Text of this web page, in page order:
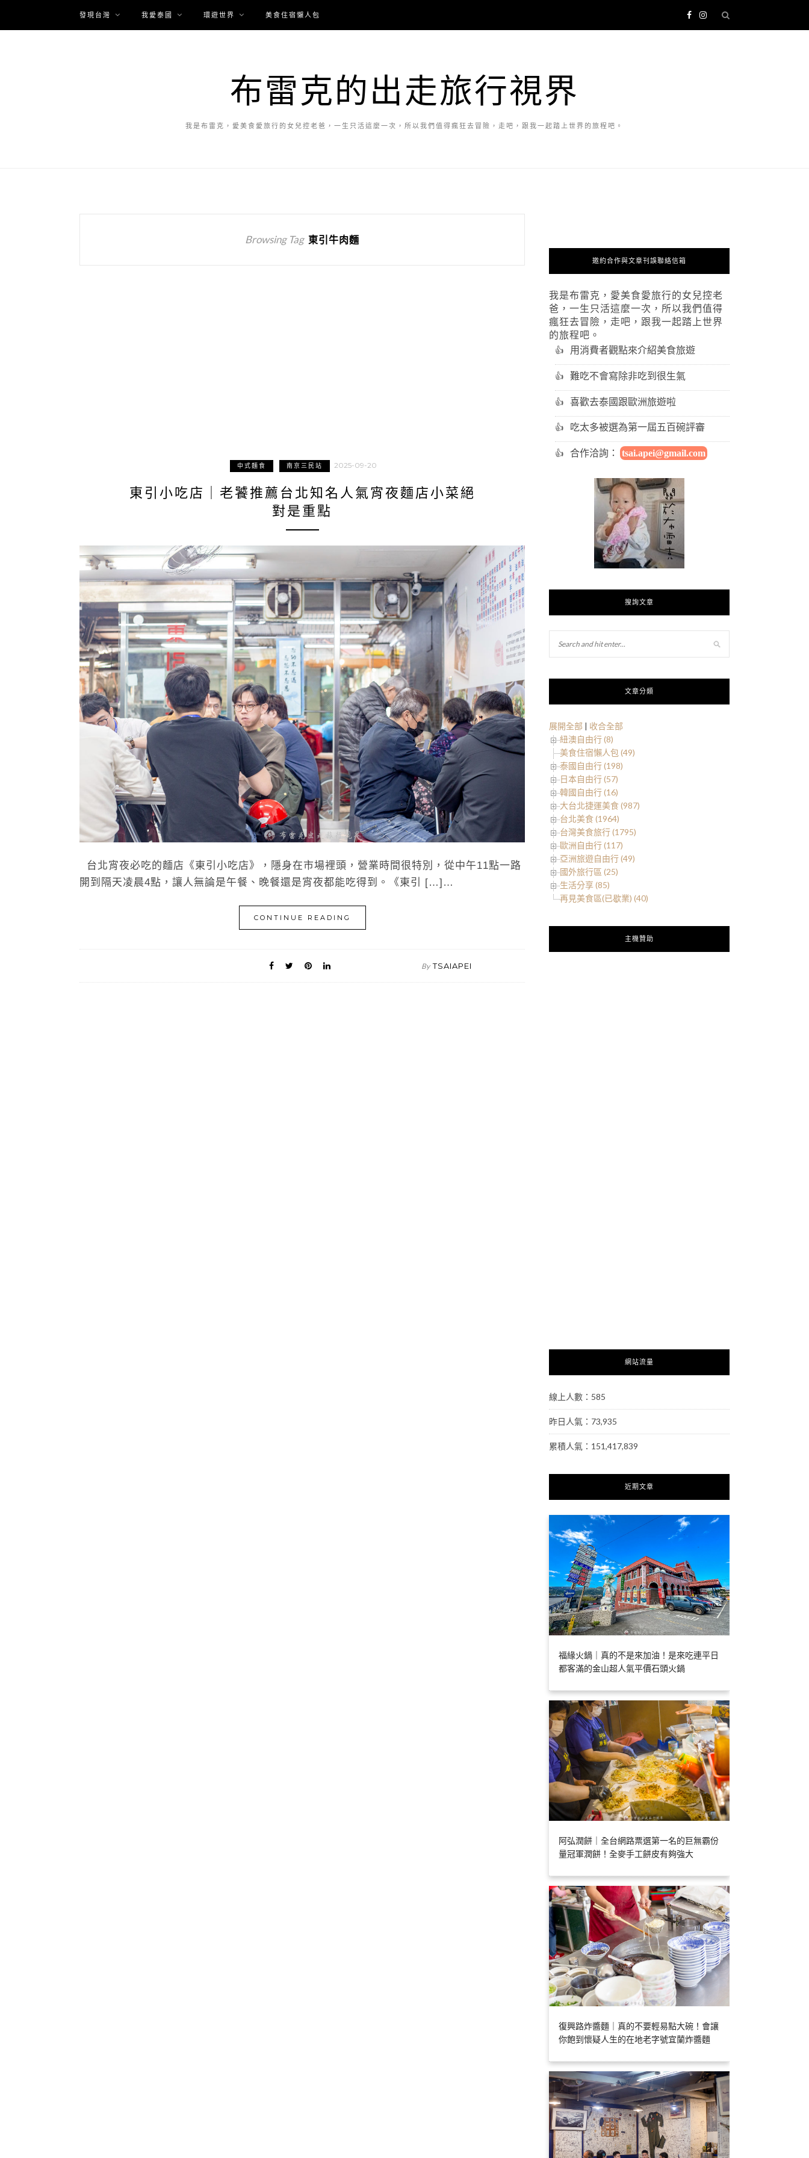
發現台灣 我愛泰國 環遊世界 美食住宿懶人包
布雷克的出走旅行視界
我是布雷克，愛美食愛旅行的女兒控老爸，一生只活這麼一次，所以我們值得瘋狂去冒險，走吧，跟我一起踏上世界的旅程吧。
Browsing Tag 東引牛肉麵
中式麵食 南京三民站 2025-09-20
東引小吃店｜老饕推薦台北知名人氣宵夜麵店小菜絕
對是重點
台北宵夜必吃的麵店《東引小吃店》，隱身在市場裡頭，營業時間很特別，從中午11點一路
開到隔天凌晨4點，讓人無論是午餐、晚餐還是宵夜都能吃得到。《東引 […]…
CONTINUE READING
By TSAIAPEI
邀約合作與文章刊誤聯絡信箱
我是布雷克，愛美食愛旅行的女兒控老
爸，一生只活這麼一次，所以我們值得
瘋狂去冒險，走吧，跟我一起踏上世界
的旅程吧。
用消費者觀點來介紹美食旅遊
難吃不會寫除非吃到很生氣
喜歡去泰國跟歐洲旅遊啦
吃太多被選為第一屆五百碗評審
合作洽詢： tsai.apei@gmail.com
搜詢文章
文章分類
展開全部 | 收合全部
紐澳自由行 (8)
美食住宿懶人包 (49)
泰國自由行 (198)
日本自由行 (57)
韓國自由行 (16)
大台北捷運美食 (987)
台北美食 (1964)
台灣美食旅行 (1795)
歐洲自由行 (117)
亞洲旅遊自由行 (49)
國外旅行區 (25)
生活分享 (85)
再見美食區(已歇業) (40)
主機贊助
網站流量
線上人數：585
昨日人氣：73,935
累積人氣：151,417,839
近期文章
福緣火鍋｜真的不是來加油！是來吃連平日
都客滿的金山超人氣平價石頭火鍋
阿弘潤餅｜全台網路票選第一名的巨無霸份
量冠軍潤餅！全麥手工餅皮有夠強大
復興路炸醬麵｜真的不要輕易點大碗！會讓
你飽到懷疑人生的在地老字號宜蘭炸醬麵